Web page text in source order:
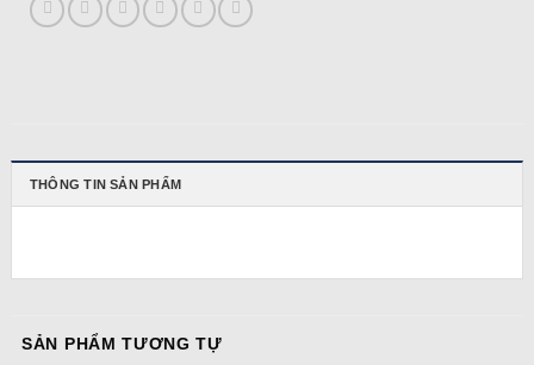
THÔNG TIN SẢN PHẨM
SẢN PHẨM TƯƠNG TỰ